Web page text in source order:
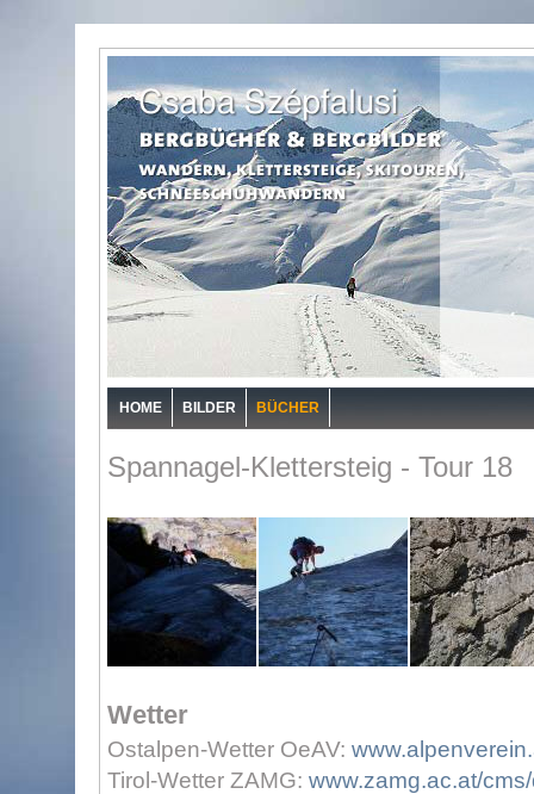
HOME BILDER BÜCHER
Spannagel-Klettersteig - Tour 18
Wetter
Ostalpen-Wetter OeAV:
Tirol-Wetter ZAMG: www.zamg.ac.at/